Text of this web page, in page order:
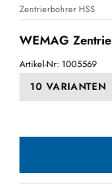
Zentrierbohrer HSS
WEMAG
Artikel-Nr: 1005569
10 VARIANTEN